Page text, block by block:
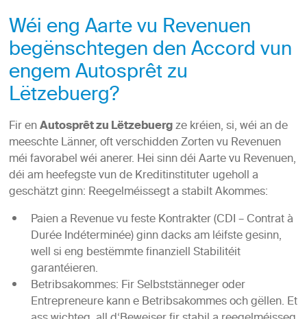
Wéi eng Aarte vu Revenuen
begënschtegen den Accord vun
engem Autosprêt zu
Lëtzebuerg?
Fir enAutosprêt zu Lëtzebuergze kréien, si, wéi an de
meeschte Länner, oft verschidden Zorten vu Revenuen
méi favorabel wéi anerer. Hei sinn déi Aarte vu Revenuen,
déi am heefegste vun de Kreditinstituter ugeholl a
geschätzt ginn: Reegelméissegt a stabilt Akommes:
Paien a Revenue vu feste Kontrakter (CDI – Contrat à
Durée Indéterminée) ginn dacks am léifste gesinn,
well si eng bestëmmte finanziell Stabilitéit
garantéieren.
Betribsakommes: Fir Selbststänneger oder
Entrepreneure kann e Betribsakommes och gëllen. Et